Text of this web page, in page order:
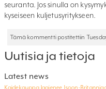
seuranta. Jos sinulla on
kyseiseen kuljetusyritykseen.
Tämä kommentti postitettiin
Uutisia ja tietoja
Latest news